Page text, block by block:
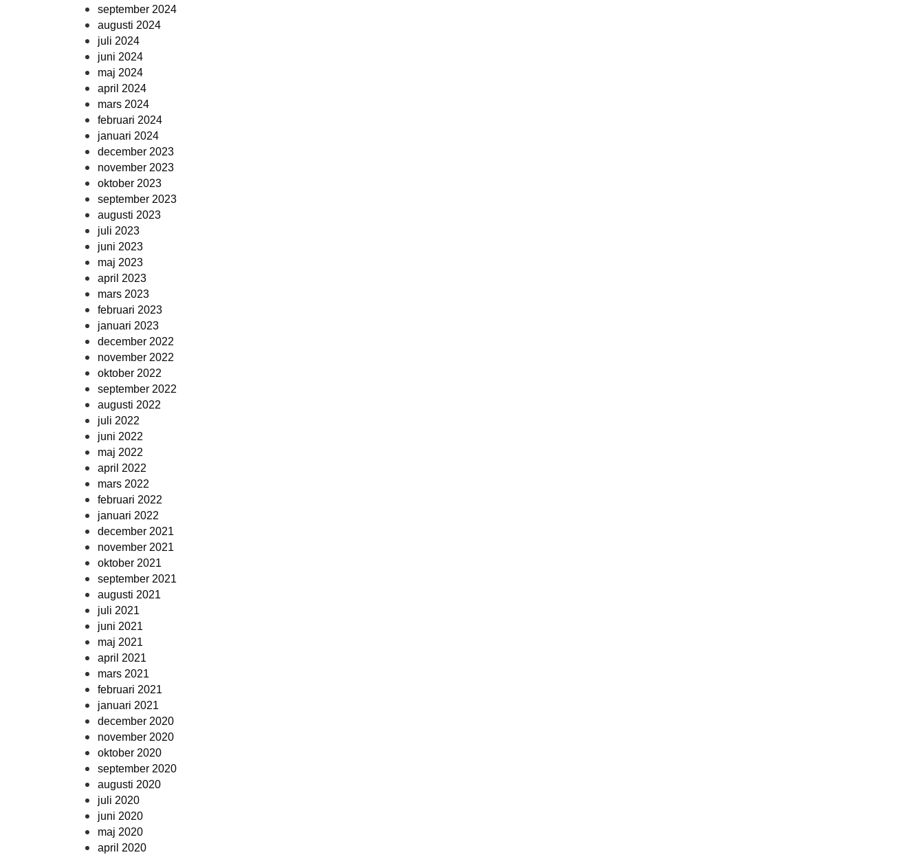
september 2024
augusti 2024
juli 2024
juni 2024
maj 2024
april 2024
mars 2024
februari 2024
januari 2024
december 2023
november 2023
oktober 2023
september 2023
augusti 2023
juli 2023
juni 2023
maj 2023
april 2023
mars 2023
februari 2023
januari 2023
december 2022
november 2022
oktober 2022
september 2022
augusti 2022
juli 2022
juni 2022
maj 2022
april 2022
mars 2022
februari 2022
januari 2022
december 2021
november 2021
oktober 2021
september 2021
augusti 2021
juli 2021
juni 2021
maj 2021
april 2021
mars 2021
februari 2021
januari 2021
december 2020
november 2020
oktober 2020
september 2020
augusti 2020
juli 2020
juni 2020
maj 2020
april 2020